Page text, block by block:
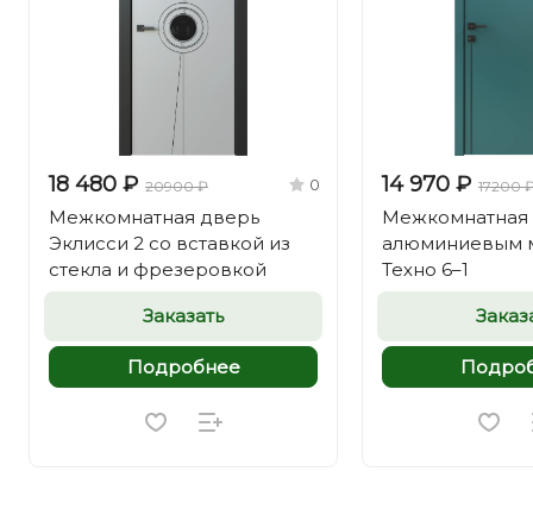
18 480 ₽ 20900 ₽ 0
Межкомнатная дверь
Эклисси 2 со вставкой из
стекла и фрезеровкой
Заказать
Подробнее
14 970 ₽ 17200
Межкомнатная
алюминиевым
Техно 6–1